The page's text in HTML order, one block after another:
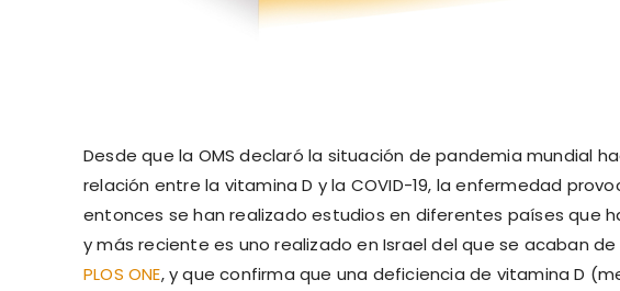
Desde que la OMS declaró la situación de pandemia mundial
relación entre la vitamina D y la COVID-19, la enfermedad
entonces se han realizado estudios en diferentes países que
y más reciente es uno realizado en Israel del que se acaban
PLOS ONE, y que confirma que una deficiencia de vitamina D